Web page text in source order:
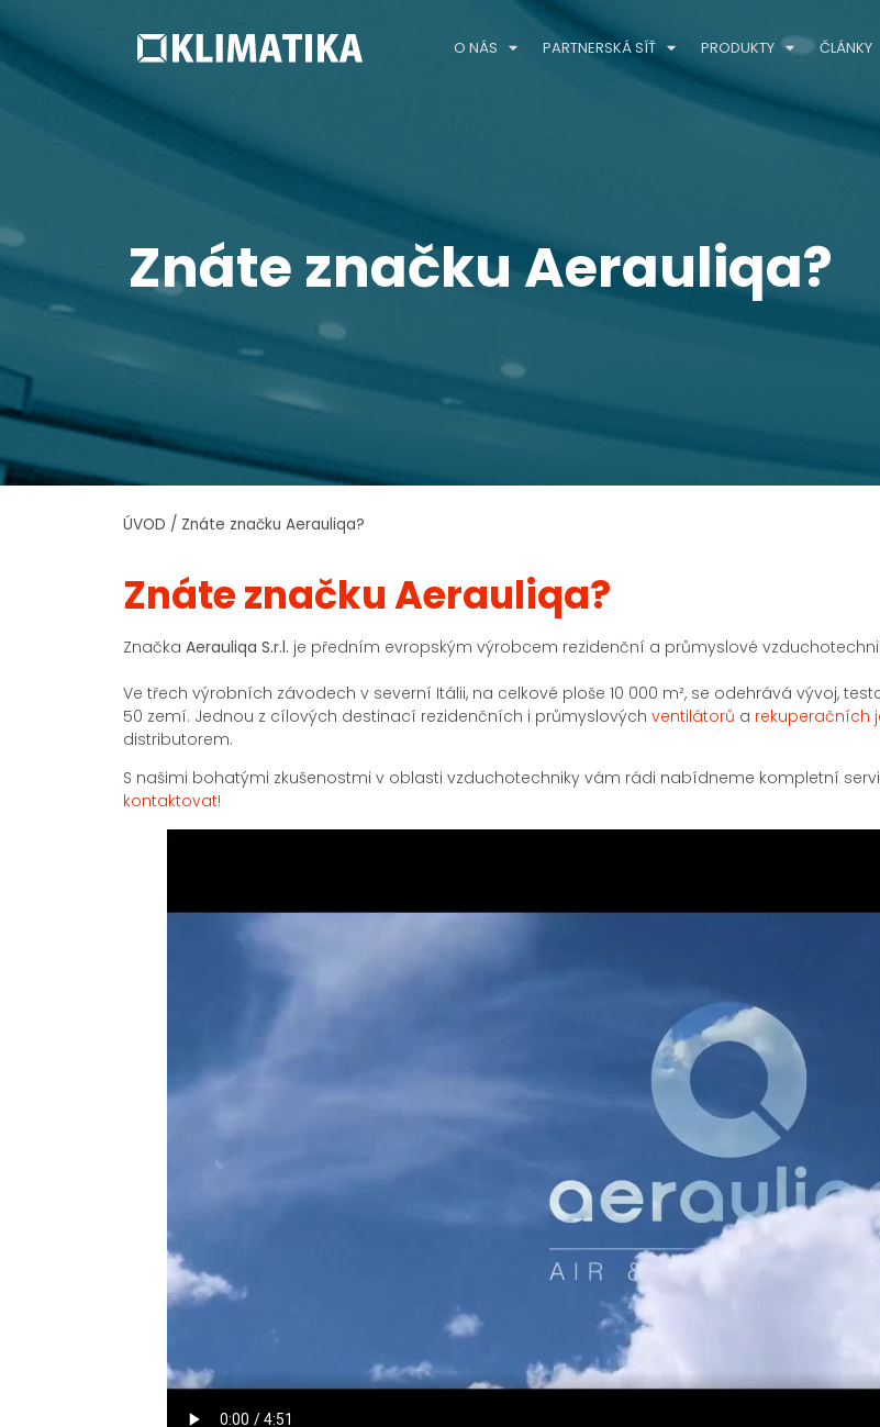
O NÁS PARTNERSKÁ SÍŤ PRODUKTY ČLÁNKY
Znáte značku Aerauliqa?
ÚVOD / Znáte značku Aerauliqa?
Znáte značku Aerauliqa?
Značka Aerauliqa S.r.l. je předním evropským výrobcem rezidenční a průmyslové
Ve třech výrobních závodech v severní Itálii, na celkové ploše 10 000 m², se odehrává vývoj,
50 zemí. Jednou z cílových destinací rezidenčních i průmyslových ventilátorů a rekuperačních
distributorem.
S našimi bohatými zkušenostmi v oblasti vzduchotechniky vám rádi nabídneme kompletní
kontaktovat!